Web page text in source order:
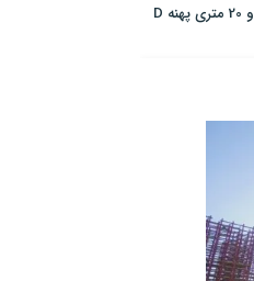
پروژه سهام توانمندسازی ارتش سهام 50 و 20 متری پهنه D